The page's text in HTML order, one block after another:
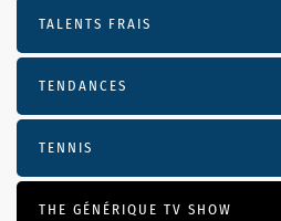
TALENTS FRAIS
TENDANCES
TENNIS
THE GÉNÉRIQUE TV SHOW